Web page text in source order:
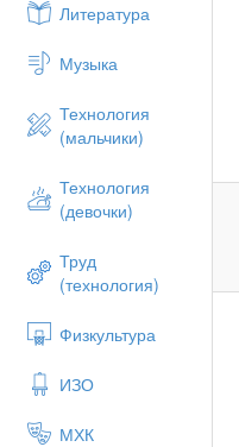
Литература
Музыка
Технология
(мальчики)
Технология
(девочки)
Труд
(технология)
Физкультура
ИЗО
МХК